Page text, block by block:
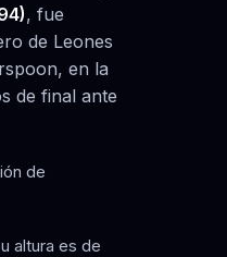
, fue
de Leones
en la
de final ante
de
altura es de